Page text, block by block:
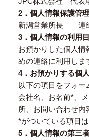
2．個人情報保護管
新潟営業所長 連絡
3．個人情報の利用
お預かりした個人情
めの連絡に利用しま
4．お預かりする個
以下の項目をフォー
会社名、お名前*、
所、お問い合わせ内
*がついている項目
5．個人情報の第三